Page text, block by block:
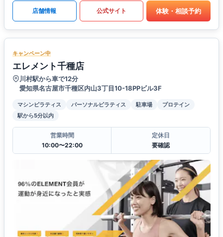
店舗情報 公式サイト 体験・相談予約
キャンペーン中
エレメント千種店
川村駅から車で12分
愛知県名古屋市千種区内山3丁目10-18PPビル3F
マシンピラティス パーソナルピラティス 駐車場
プロテイン
駅から5分以内
営業時間
10:00〜22:00
定休日
要確認